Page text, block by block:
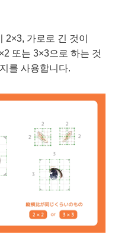
2×3, 가로로 긴 것이
또는 3×3으로 하는 것
를 사용합니다.